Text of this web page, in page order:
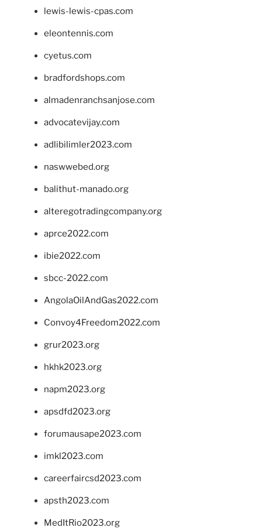
lewis-lewis-cpas.com
eleontennis.com
cyetus.com
bradfordshops.com
almadenranchsanjose.com
advocatevijay.com
adlibilimler2023.com
naswwebed.org
balithut-manado.org
alteregotradingcompany.org
aprce2022.com
ibie2022.com
sbcc-2022.com
AngolaOilAndGas2022.com
Convoy4Freedom2022.com
grur2023.org
hkhk2023.org
napm2023.org
apsdfd2023.org
forumausape2023.com
imkl2023.com
careerfaircsd2023.com
apsth2023.com
MedItRio2023.org